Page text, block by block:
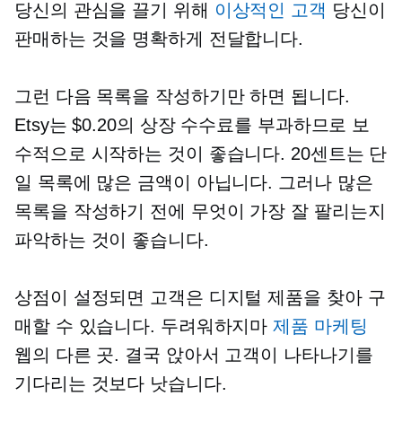
당신의 관심을 끌기 위해 이상적인 고객 당신이
판매하는 것을 명확하게 전달합니다.
그런 다음 목록을 작성하기만 하면 됩니다.
Etsy는 $0.20의 상장 수수료를 부과하므로 보
수적으로 시작하는 것이 좋습니다. 20센트는 단
일 목록에 많은 금액이 아닙니다. 그러나 많은
목록을 작성하기 전에 무엇이 가장 잘 팔리는지
파악하는 것이 좋습니다.
상점이 설정되면 고객은 디지털 제품을 찾아 구
매할 수 있습니다. 두려워하지마제품 마케팅
웹의 다른 곳. 결국 앉아서 고객이 나타나기를
기다리는 것보다 낫습니다.